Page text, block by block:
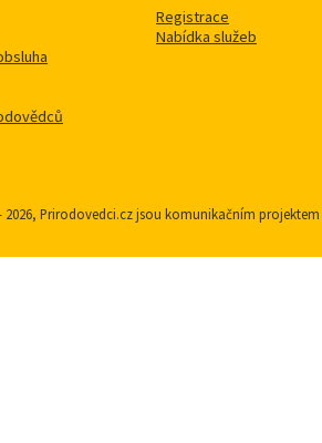
Registrace
Nabídka služeb
2026, Prirodovedci.cz jsou komunikačním projektem